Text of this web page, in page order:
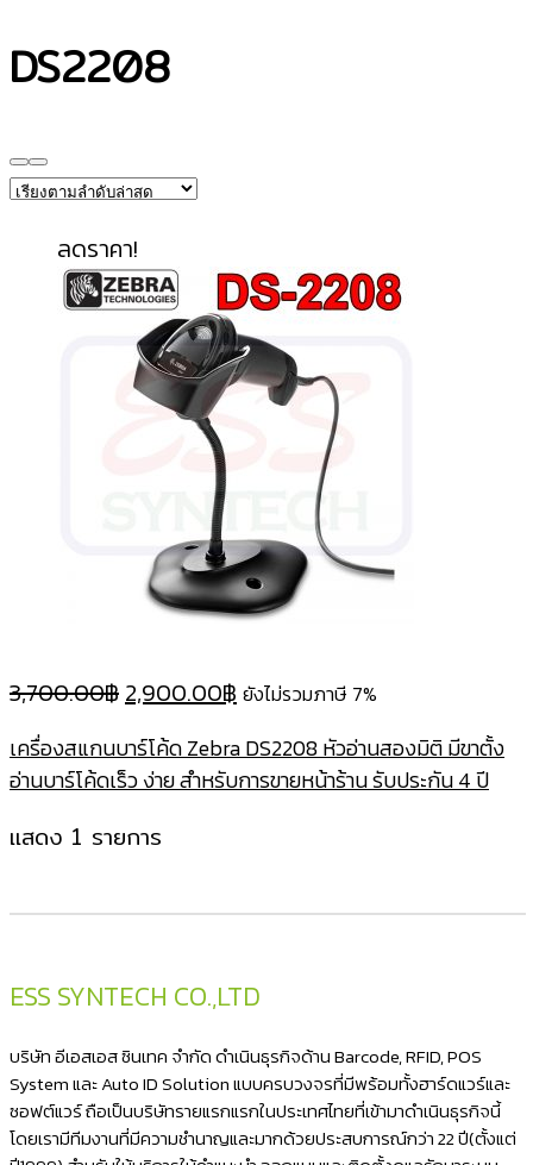
DS2208
ลดราคา!
3,700.00฿ Original
was:
3,700.00฿.
2,900.00฿Current
is:
2,900.00฿.
ยังไม่รวมภาษี 7%
เครื่องสแกนบาร์โค้ด Zebra DS2208 หัวอ่านสองมิติ มีขาตั้ง
อ่านบาร์โค้ดเร็ว ง่าย สำหรับการขายหน้าร้าน รับประกัน 4 ปี
แสดง 1 รายการ
ESS SYNTECH CO.,LTD
บริษัท อีเอสเอส ซินเทค จำกัด ดำเนินธุรกิจด้าน Barcode, RFID, POS
System และ Auto ID Solution แบบครบวงจรที่มีพร้อมทั้งฮาร์ดแวร์และ
ซอฟต์แวร์ ถือเป็นบริษัทรายแรกแรกในประเทศไทยที่เข้ามาดำเนินธุรกิจนี้
โดยเรามีทีมงานที่มีความชำนาญและมากด้วยประสบการณ์กว่า 22 ปี(ตั้งแต่